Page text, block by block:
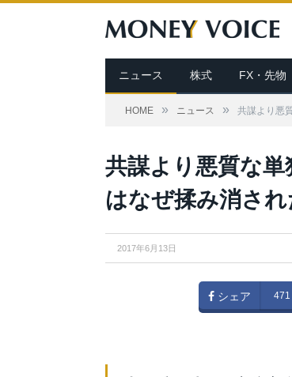
ニュース 株式 FX・先物
HOME » ニュース » 共謀より悪
FromYouTube
共謀より悪質な
はなぜ揉み消さ
2017年6月13日
シェア 471